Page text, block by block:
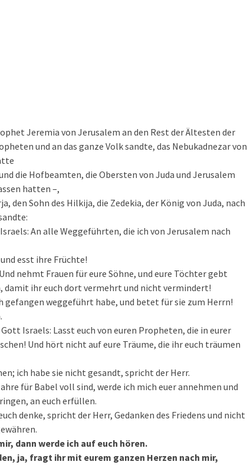
Jeremia von Jerusalem an den Rest der Ältesten der
und an das ganze Volk sandte, das Nebukadnezar von
die Hofbeamten, die Obersten von Juda und Jerusalem
hatten –,
den Sohn des Hilkija, die Zedekia, der König von Juda, nach
An alle Weggeführten, die ich von Jerusalem nach
esst ihre Früchte!
nehmt Frauen für eure Söhne, und eure Töchter gebt
damit ihr euch dort vermehrt und nicht vermindert!
gefangen weggeführt habe, und betet für sie zum Herrn!
Israels: Lasst euch von euren Propheten, die in eurer
Und hört nicht auf eure Träume, die ihr euch träumen
ich habe sie nicht gesandt, spricht der Herr.
für Babel voll sind, werde ich mich euer annehmen und
an euch erfüllen.
denke, spricht der Herr, Gedanken des Friedens und nicht
dann werde ich auf euch hören.
ja, fragt ihr mit eurem ganzen Herzen nach mir,